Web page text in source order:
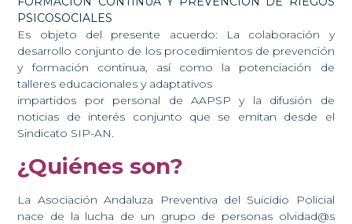
PSICOSOCIALES
Es objeto del presente acuerdo: La colaboración y
desarrollo conjunto de los procedimientos de prevención
y formación continua, así como la potenciación de
talleres educacionales y adaptativos
impartidos por personal de AAPSP y la difusión de
noticias de interés conjunto que se emitan desde el
Sindicato SIP-AN.
¿Quiénes son?
La Asociación Andaluza Preventiva del Suicidio Policial
nace de la lucha de un grupo de personas olvidad@s